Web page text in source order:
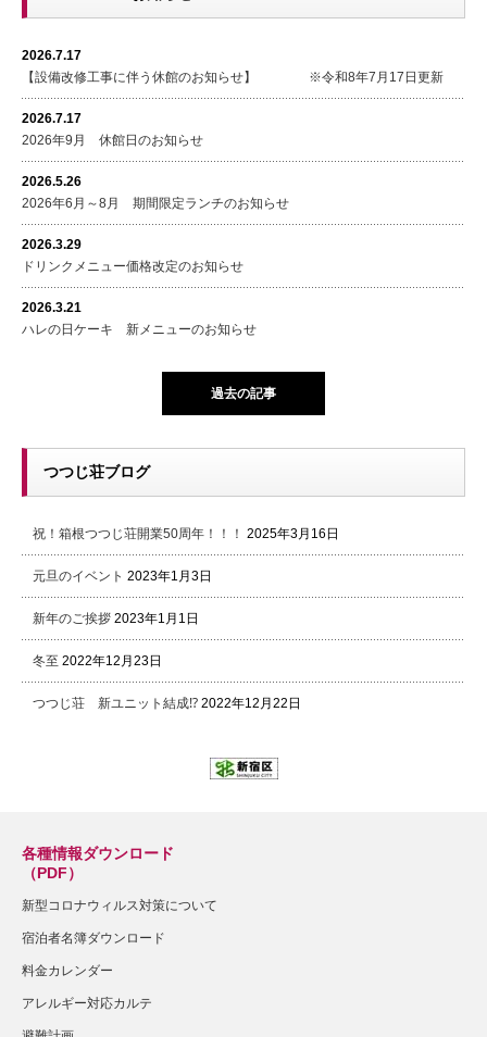
2026.7.17
【設備改修工事に伴う休館のお知らせ】 ※令和8年7月17日更新
2026.7.17
2026年9月 休館日のお知らせ
2026.5.26
2026年6月～8月 期間限定ランチのお知らせ
2026.3.29
ドリンクメニュー価格改定のお知らせ
2026.3.21
ハレの日ケーキ 新メニューのお知らせ
過去の記事
つつじ荘ブログ
祝！箱根つつじ荘開業50周年！！！ 2025年3月16日
元旦のイベント 2023年1月3日
新年のご挨拶 2023年1月1日
冬至 2022年12月23日
つつじ荘 新ユニット結成⁉ 2022年12月22日
各種情報ダウンロード
（PDF）
新型コロナウィルス対策について
宿泊者名簿ダウンロード
料金カレンダー
アレルギー対応カルテ